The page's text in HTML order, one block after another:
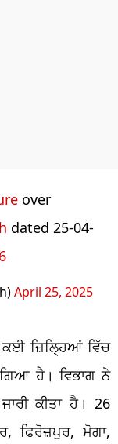
over
dated 25-04-
April 25, 2025
ਜ਼ਿਲ੍ਹਿਆਂ ਵਿੱਚ
ਗਿਆ ਹੈ। ਵਿਭਾਗ ਨੇ
ਕੀਤਾ ਹੈ। 26
ਫਿਰੋਜ਼ਪੁਰ, ਮੋਗਾ,